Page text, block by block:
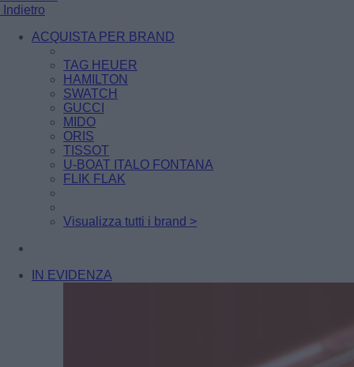
Indietro
ACQUISTA PER BRAND
TAG HEUER
HAMILTON
SWATCH
GUCCI
MIDO
ORIS
TISSOT
U-BOAT ITALO FONTANA
FLIK FLAK
Visualizza tutti i brand >
IN EVIDENZA